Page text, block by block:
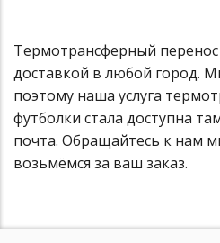
Термотрансферный
доставкой в любой город.
поэтому наша услуга
футболки стала доступна
почта. Обращайтесь к нам
возьмёмся за ваш заказ.